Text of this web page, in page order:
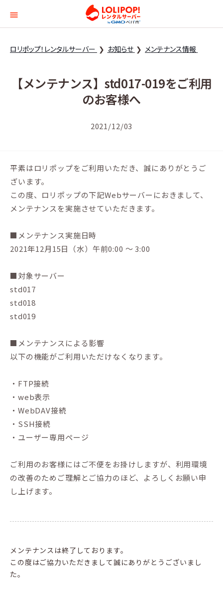
ロリポップ！レンタル
ロリポップ！レンタルサーバー お知らせ メンテナンス情報
【メンテナンス】std017-019をご利用
のお客様へ
2021/12/03
平素はロリポップをご利用いただき、誠にありがとうご
ざいます。
この度、ロリポップの下記Webサーバーにおきまして、
メンテナンスを実施させていただきます。
■メンテナンス実施日時
2021年12月15日（水）午前0:00 ～ 3:00
■対象サーバー
std017
std018
std019
■メンテナンスによる影響
以下の機能がご利用いただけなくなります。
・FTP接続
・web表示
・WebDAV接続
・SSH接続
・ユーザー専用ページ
ご利用のお客様にはご不便をお掛けしますが、利用環境
の改善のためご理解とご協力のほど、よろしくお願い申
し上げます。
メンテナンスは終了しております。
この度はご協力いただきまして誠にありがとうございまし
た。